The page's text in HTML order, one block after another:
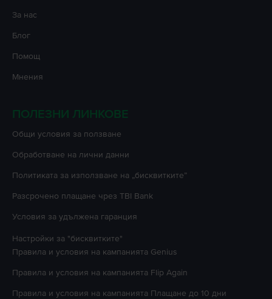
За нас
Блог
Помощ
Мнения
ПОЛЕЗНИ ЛИНКОВЕ
Oбщи условия за ползване
Oбработване на лични данни
Политиката за използване на „бисквитките”
Разсрочено плащане чрез TBI Bank
Условия за удължена гаранция
Настройки за "бисквитките"
Правила и условия на кампанията Genius
Правила и условия на кампанията Flip Again
Правила и условия на кампанията Плащане до 10 дни